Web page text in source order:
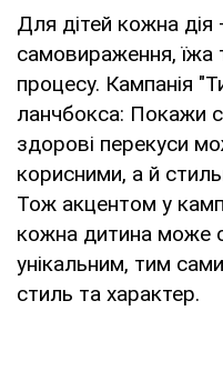
Для дітей кожна
самовираження,
процесу. Кампанія
ланчбокса: Покажи
здорові перекуси
корисними, а й
Тож акцентом у
кожна дитина може
унікальним, тим
стиль та характер.